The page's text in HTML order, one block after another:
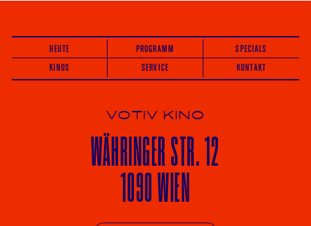
HEUTE PROGRAMM
SPECIALS
KINOS
SERVICE KONTAKT
VOTIV KINO
WÄHRINGERSTR. 12
1090 WIEN